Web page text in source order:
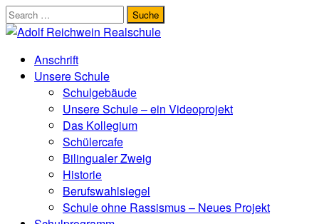
Zum
Inhalt
Anschrift
Unsere Schule
Schulgebäude
Unsere Schule – ein Videoprojekt
Das Kollegium
Schülercafe
Bilingualer Zweig
Historie
Berufswahlsiegel
Schule ohne Rassismus – Neues Projekt